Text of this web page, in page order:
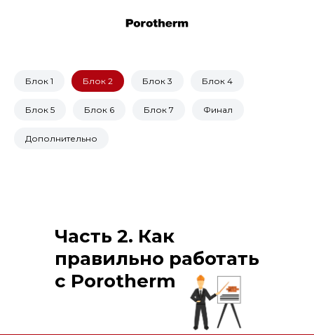
Блок 1 Блок 2 Блок 3 Блок 4
Блок 5 Блок 6 Блок 7 Финал
Дополнительно
Часть 2. Как
правильно работать
с Porotherm